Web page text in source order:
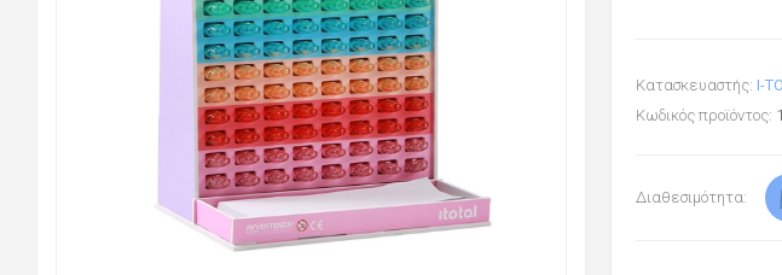
Κατασκευαστής: I-
Κωδικός προϊόντος:
Διαθεσιμότητα: